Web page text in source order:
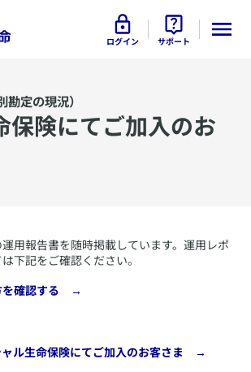
ログイン サポート
定の現況）
保険にてご加入のお
用報告書を随時掲載しています。運用レポ
下記をご確認ください。
を確認する →
ャル生命保険にてご加入のお客さま →